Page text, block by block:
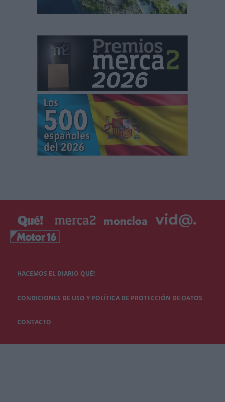
HACEMOS EL DIARIO QUÉ!
CONDICIONES DE USO Y POLÍTICA DE PROTECCIÓN DE DATOS
CONTACTO